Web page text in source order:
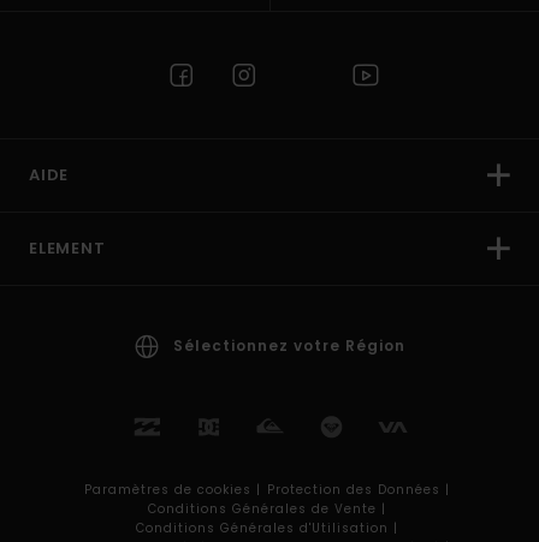
AIDE
ELEMENT
Sélectionnez votre Région
Paramètres de cookies | Protection des Données |
Conditions Générales de Vente |
Conditions Générales d'Utilisation |